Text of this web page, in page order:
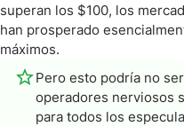
superan los $100, los
han prosperado
máximos.
Pero esto podría no
operadores nerviosos
para todos los